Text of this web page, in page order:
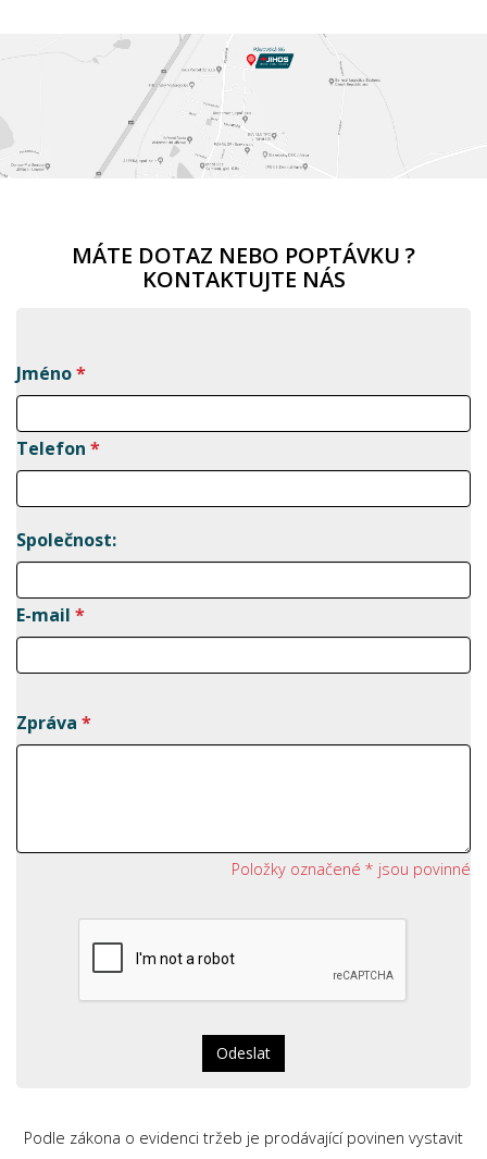
MÁTE DOTAZ NEBO POPTÁVKU ?
KONTAKTUJTE NÁS
Jméno*
Telefon *
Společnost:
E-mail *
Zpráva *
Položky označené * jsou povinné
Odeslat
Podle zákona o evidenci tržeb je prodávající povinen vystavit